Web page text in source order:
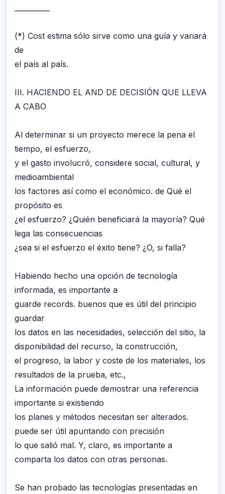
(*) Cost estima sólo sirve como una guía y variará
de
el país al país.
III. HACIENDO EL AND DE DECISIÓN QUE LLEVA
A CABO
Al determinar si un proyecto merece la pena el
tiempo, el esfuerzo,
y el gasto involucró, considere social, cultural, y
medioambiental
los factores así como el económico. de Qué el
propósito es
¿el esfuerzo? ¿Quién beneficiará la mayoría? Qué
lega las consecuencias
¿sea si el esfuerzo el éxito tiene? ¿O, si falla?
Habiendo hecho una opción de tecnología
informada, es importante a
guarde records. buenos que es útil del principio
guardar
los datos en las necesidades, selección del sitio, la
disponibilidad del recurso, la construcción,
el progreso, la labor y coste de los materiales, los
resultados de la prueba, etc.,
La información puede demostrar una referencia
importante si existiendo
los planes y métodos necesitan ser alterados.
puede ser útil apuntando con precisión
lo que salió mal. Y, claro, es importante a
comparta los datos con otras personas.
Se han probado las tecnologías presentadas en